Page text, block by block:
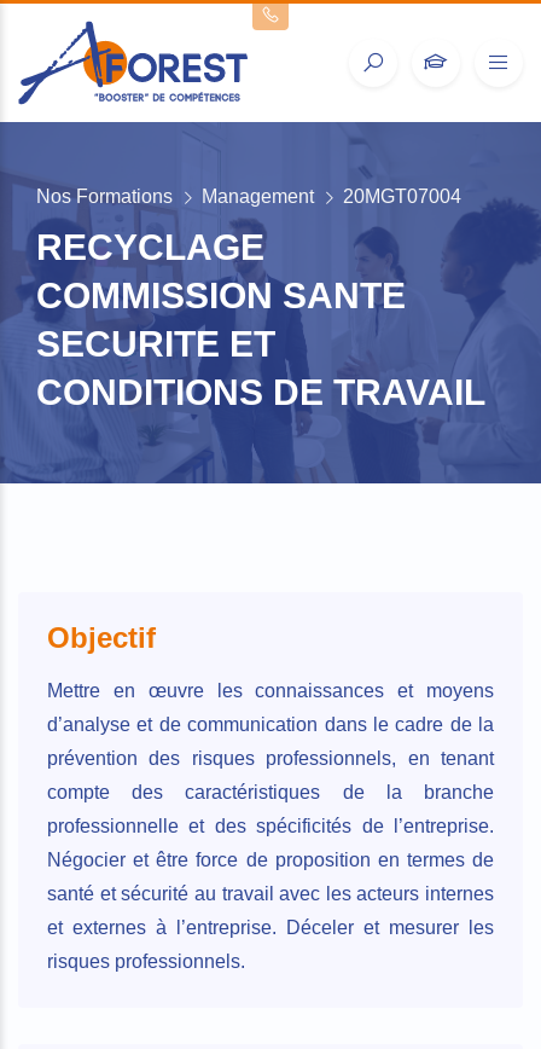
Nos Formations Management 20MGT07004
RECYCLAGE
COMMISSION SANTE
SECURITE ET
CONDITIONS DE TRAVAIL
Objectif
Mettre en œuvre les connaissances et moyens
d’analyse et de communication dans le cadre de la
prévention des risques professionnels, en tenant
compte des caractéristiques de la branche
professionnelle et des spécificités de l’entreprise.
Négocier et être force de proposition en termes de
santé et sécurité au travail avec les acteurs internes
et externes à l’entreprise. Déceler et mesurer les
risques professionnels.